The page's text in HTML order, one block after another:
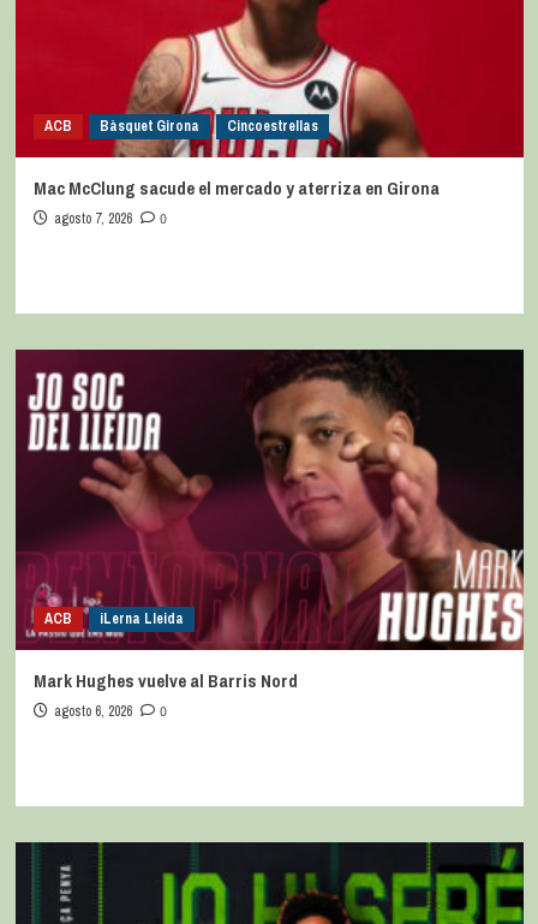
ACB Bàsquet Girona Cincoestrellas
Mac McClung sacude el mercado y aterriza en Girona
agosto 7, 2026 0
ACB iLerna Lleida
Mark Hughes vuelve al Barris Nord
agosto 6, 2026 0